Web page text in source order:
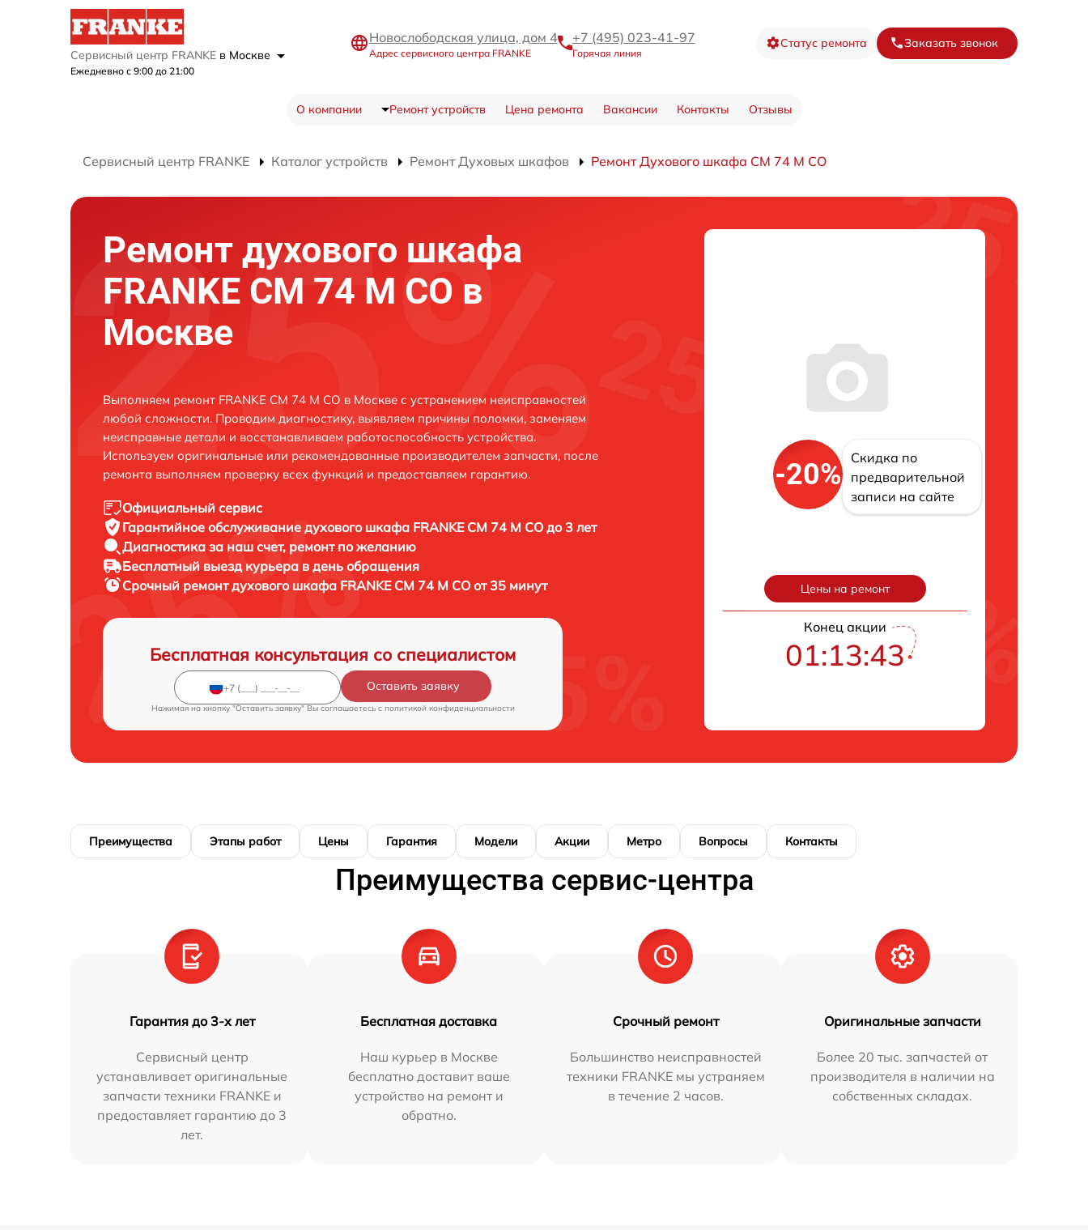
Сервисный центр FRANKE в Москве
Ежедневно с 9:00 до 21:00
Новослободская улица, дом 4
Адрес сервисного центра FRANKE
+7 (495) 023-41-97
Горячая линия
Статус ремонта Заказать звонок
О компании Ремонт устройств Цена ремонта Вакансии Контакты Отзывы
Сервисный центр FRANKE Каталог устройств Ремонт Духовых шкафов Ремонт Духового шкафа CM 74 M CO
Ремонт духового шкафа
FRANKE CM 74 M CO в
Москве
Выполняем ремонт FRANKE CM 74 M CO в Москве с устранением неисправностей
любой сложности. Проводим диагностику, выявляем причины поломки, заменяем
неисправные детали и восстанавливаем работоспособность устройства.
Используем оригинальные или рекомендованные производителем запчасти, после
ремонта выполняем проверку всех функций и предоставляем гарантию.
Официальный сервис
Гарантийное обслуживание духового шкафа FRANKE CM 74 M CO до 3 лет
Диагностика за наш счет, ремонт по желанию
Бесплатный выезд курьера в день обращения
Срочный ремонтдухового шкафа FRANKE CM 74 M CO от 35 минут
Бесплатная консультация со специалистом
Оставить заявку
Нажимая на кнопку "Оставить заявку" Вы соглашаетесь c политикой конфиденциальности
-20%
Скидка по
предварительной
записи на сайте
Цены на ремонт
Конец акции
01:13:42
Преимущества Этапы работ Цены Гарантия Модели Акции Метро Вопросы Контакты
Преимущества сервис-центра
Гарантия до 3-х лет
Сервисный центр
устанавливает оригинальные
запчасти техники FRANKE и
предоставляет гарантию до 3
лет.
Бесплатная доставка
Наш курьер в Москве
бесплатно доставит ваше
устройство на ремонт и
обратно.
Срочный ремонт
Большинство неисправностей
техники FRANKE мы устраняем
в течение 2 часов.
Оригинальные запчасти
Более 20 тыс. запчастей от
производителя в наличии на
собственных складах.